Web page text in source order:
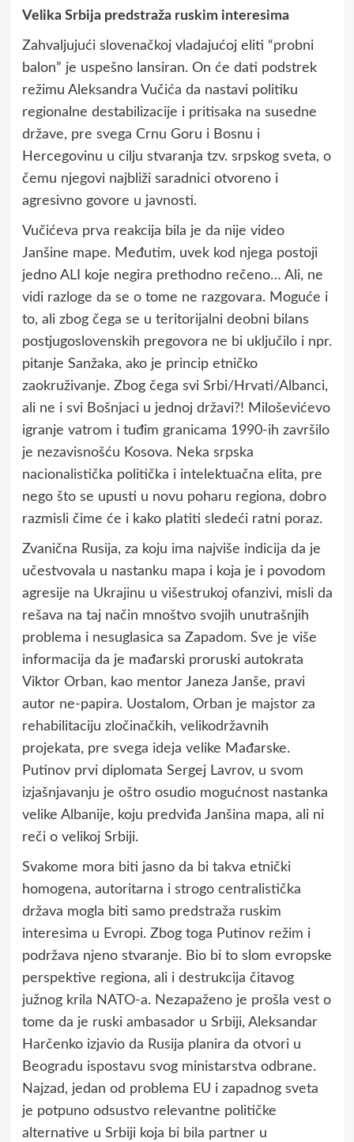
Velika Srbija predstraža ruskim interesima
Zahvaljujući slovenačkoj vladajućoj eliti “probni
balon” je uspešno lansiran. On će dati podstrek
režimu Aleksandra Vučića da nastavi politiku
regionalne destabilizacije i pritisaka na susedne
države, pre svega Crnu Goru i Bosnu i
Hercegovinu u cilju stvaranja tzv. srpskog sveta, o
čemu njegovi najbliži saradnici otvoreno i
agresivno govore u javnosti.
Vučićeva prva reakcija bila je da nije video
Janšine mape. Međutim, uvek kod njega postoji
jedno ALI koje negira prethodno rečeno… Ali, ne
vidi razloge da se o tome ne razgovara. Moguće i
to, ali zbog čega se u teritorijalni deobni bilans
postjugoslovenskih pregovora ne bi uključilo i npr.
pitanje Sanžaka, ako je princip etničko
zaokruživanje. Zbog čega svi Srbi/Hrvati/Albanci,
ali ne i svi Bošnjaci u jednoj državi?! Miloševićevo
igranje vatrom i tuđim granicama 1990-ih završilo
je nezavisnošću Kosova. Neka srpska
nacionalistička politička i intelektuačna elita, pre
nego što se upusti u novu poharu regiona, dobro
razmisli čime će i kako platiti sledeći ratni poraz.
Zvanična Rusija, za koju ima najviše indicija da je
učestvovala u nastanku mapa i koja je i povodom
agresije na Ukrajinu u višestrukoj ofanzivi, misli da
rešava na taj način mnoštvo svojih unutrašnjih
problema i nesuglasica sa Zapadom. Sve je više
informacija da je mađarski proruski autokrata
Viktor Orban, kao mentor Janeza Janše, pravi
autor ne-papira. Uostalom, Orban je majstor za
rehabilitaciju zločinačkih, velikodržavnih
projekata, pre svega ideja velike Mađarske.
Putinov prvi diplomata Sergej Lavrov, u svom
izjašnjavanju je oštro osudio mogućnost nastanka
velike Albanije, koju predviđa Janšina mapa, ali ni
reči o velikoj Srbiji.
Svakome mora biti jasno da bi takva etnički
homogena, autoritarna i strogo centralistička
država mogla biti samo predstraža ruskim
interesima u Evropi. Zbog toga Putinov režim i
podržava njeno stvaranje. Bio bi to slom evropske
perspektive regiona, ali i destrukcija čitavog
južnog krila NATO-a. Nezapaženo je prošla vest o
tome da je ruski ambasador u Srbiji, Aleksandar
Harčenko izjavio da Rusija planira da otvori u
Beogradu ispostavu svog ministarstva odbrane.
Najzad, jedan od problema EU i zapadnog sveta
je potpuno odsustvo relevantne političke
alternative u Srbiji koja bi bila partner u